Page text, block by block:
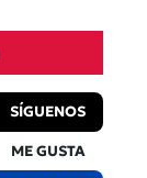
SÍGUENOS
ME GUSTA